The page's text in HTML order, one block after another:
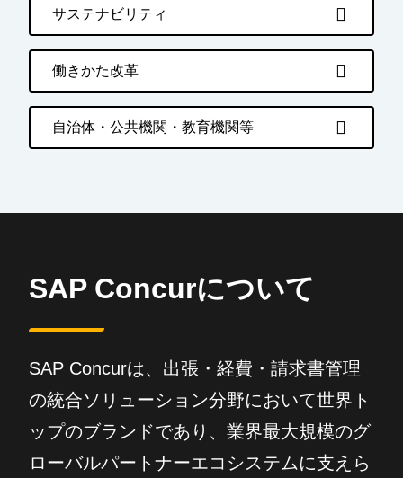
サステナビリティ
働きかた改革
自治体・公共機関・教育機関等
SAP Concurについて
SAP Concurは、出張・経費・請求書管理
の統合ソリューション分野において世界ト
ップのブランドであり、業界最大規模のグ
ローバルパートナーエコシステムに支えら